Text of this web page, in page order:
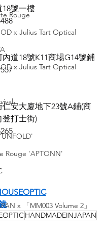
Rouge
x Julius Tart Optical
x Julius Tart Optical
Rouge 'APTONN'
x 「MM003 Volume 2」
號一樓
道18號K11商場G14號鋪
安大廈地下23號A鋪(商
打士街)
HANDMADEINJAPAN